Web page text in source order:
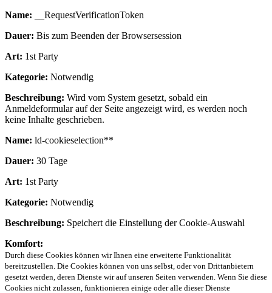
Name: __RequestVerificationToken
Dauer: Bis zum Beenden der Browsersession
Art: 1st Party
Kategorie: Notwendig
Beschreibung: Wird vom System gesetzt, sobald ein
Anmeldeformular auf der Seite angezeigt wird, es werden noch
keine Inhalte geschrieben.
Name: ld-cookieselection**
Dauer: 30 Tage
Art: 1st Party
Kategorie: Notwendig
Beschreibung: Speichert die Einstellung der Cookie-Auswahl
Komfort:
Durch diese Cookies können wir Ihnen eine erweiterte Funktionalität
bereitzustellen. Die Cookies können von uns selbst, oder von Drittanbietern
gesetzt werden, deren Dienste wir auf unseren Seiten verwenden. Wenn Sie diese
Cookies nicht zulassen, funktionieren einige oder alle dieser Dienste